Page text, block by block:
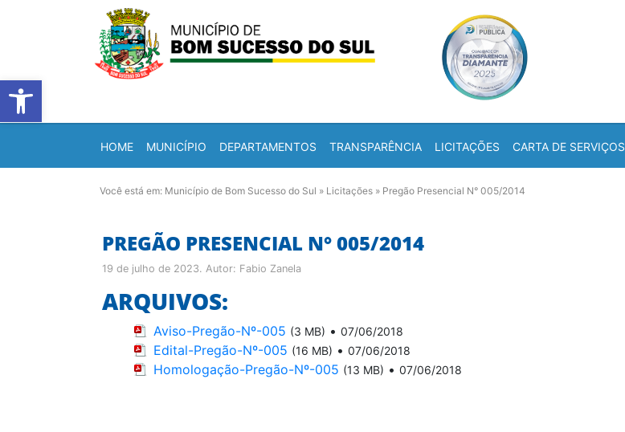
Barra de Ferramentas Aberta
HOME MUNICÍPIO DEPARTAMENTOS TRANSPARÊNCIA LICITAÇÕES CARTA DE SERVIÇOS
Você está em: Município de Bom Sucesso do Sul » Licitações » Pregão Presencial N° 005/2014
PREGÃO PRESENCIAL N° 005/2014
19 de julho de 2023. Autor: Fabio Zanela
ARQUIVOS:
Aviso-Pregão-Nº-005 (3 MB) • 07/06/2018
Edital-Pregão-Nº-005 (16 MB) • 07/06/2018
Homologação-Pregão-Nº-005 (13 MB) • 07/06/2018